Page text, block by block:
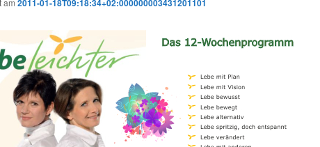
2011-01-18T09:18:34+02:000000003431201101